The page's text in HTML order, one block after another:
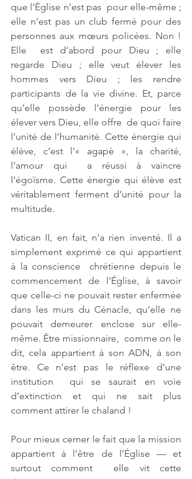
que l’Église n’est pas  pour elle-même ;
elle n’est pas un club fermé pour des
personnes aux mœurs policées. Non !
Elle  est d’abord pour Dieu ; elle
regarde Dieu ; elle veut élever les
hommes vers Dieu ; les rendre
participants de la vie divine. Et, parce
qu’elle possède l’énergie pour les
élever vers Dieu, elle offre  de quoi faire
l’unité de l’humanité. Cette énergie qui
élève, c’est l’« agapè », la charité,
l’amour qui  a réussi à vaincre
l’égoïsme. Cette énergie qui élève est
véritablement ferment d’unité pour la
multitude.
Vatican II, en fait, n’a rien inventé. Il a
simplement exprimé ce qui appartient
à la conscience  chrétienne depuis le
commencement de l’Église, à savoir
que celle-ci ne pouvait rester enfermée
dans les murs du Cénacle, qu’elle ne
pouvait demeurer enclose sur elle-
même. Être missionnaire,  comme on le
dit, cela appartient à son ADN, à son
être. Ce n’est pas le réflexe d’une
institution  qui se saurait en voie
d’extinction et qui ne sait plus
comment attirer le chaland !
Pour mieux cerner le fait que la mission
appartient à l’être de l’Église — et
surtout comment  elle vit cette